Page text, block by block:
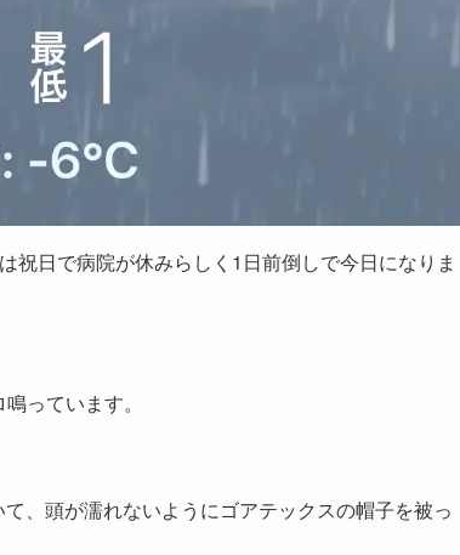
祝日で病院が休みらしく1日前倒しで今日になりま
っています。
、頭が濡れないようにゴアテックスの帽子を被っ